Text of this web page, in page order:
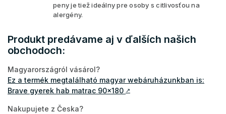
peny je tiež ideálny pre osoby s citlivosťou na
alergény.
Produkt predávame aj v ďalších našich
obchodoch:
Magyarországról vásárol?
Ez a termék megtalálható magyar webáruházunkban is:
Brave gyerek hab matrac 90x180 ↗
Nakupujete z Česka?